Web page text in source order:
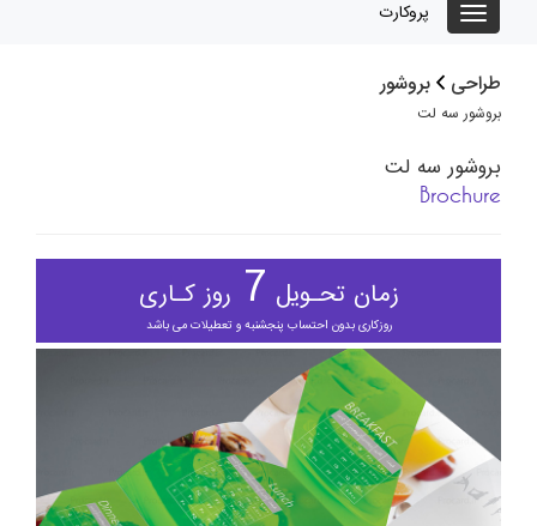
پروکارت
طراحی بروشور
بروشور سه لت
بروشور سه لت
Brochure
زمان تحـویل 7 روز کـاری
روزکاری بدون احتساب پنجشنبه و تعطیلات می باشد